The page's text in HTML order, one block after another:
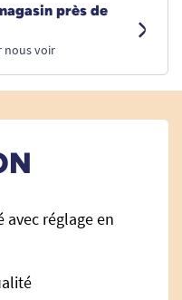
près de
nous voir
réglage en